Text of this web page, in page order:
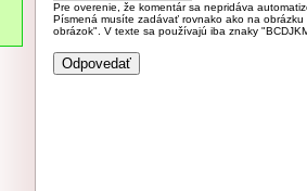
Pre overenie, že komentár sa nepridáva
Písmená musíte zadávať rovnako ako na
obrázok". V texte sa používajú iba znaky